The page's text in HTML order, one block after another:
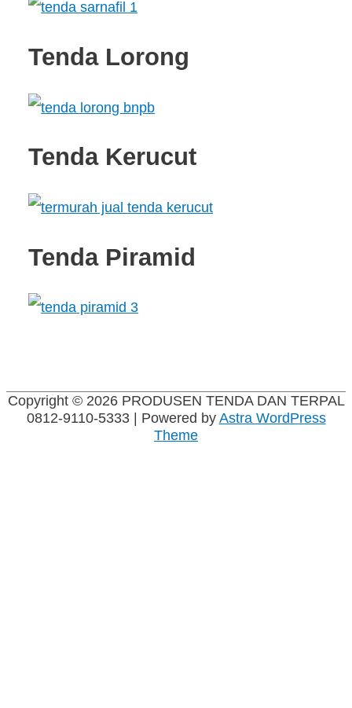
Tenda Lorong
Tenda Kerucut
Tenda Piramid
Copyright © 2026 PRODUSEN TENDA DAN TERPAL
0812-9110-5333| Powered byAstra WordPress
Theme